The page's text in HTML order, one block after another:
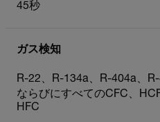
45秒
ガス検知
R-22、R-134a、R-404a、R-
ならびにすべてのCFC、
HFC